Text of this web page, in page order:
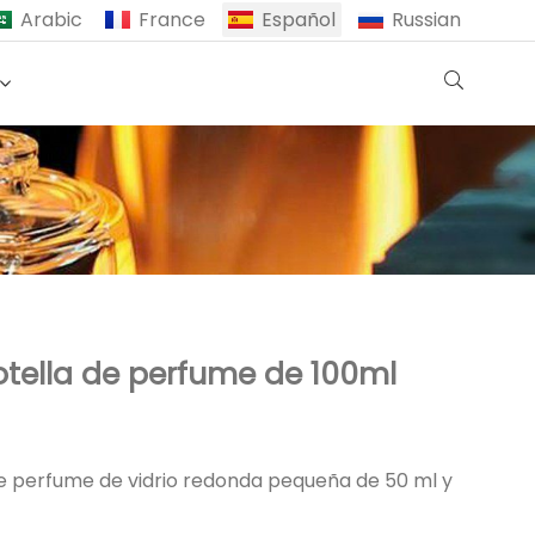
Arabic France Español Russian
de perfume de 100ml
de vidrio redonda pequeña de 50 ml y